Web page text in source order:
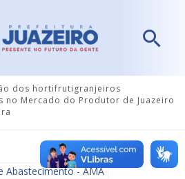
dos hortifrutigranjeiros
no Mercado do Produtor de Juazeiro
Abastecimento - AMA